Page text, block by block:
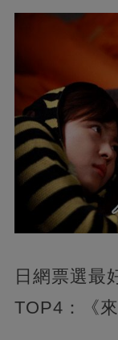
日網票選最
TOP4：《